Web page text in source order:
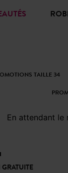
TAILLE 34
En attendant